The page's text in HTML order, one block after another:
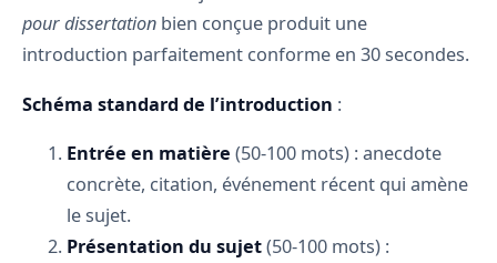
pour dissertation bien conçue produit une
introduction parfaitement conforme en 30 secondes.
Schéma standard de l’introduction :
Entrée en matière (50-100 mots) : anecdote
concrète, citation, événement récent qui amène
le sujet.
Présentation du sujet(50-100 mots) :